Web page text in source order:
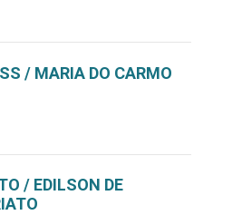
/ MARIA DO CARMO
/ EDILSON DE